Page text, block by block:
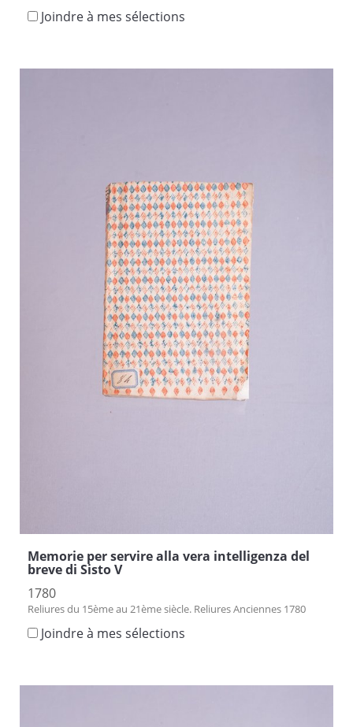
Joindre à mes sélections
Memorie per servire alla vera intelligenza del
breve di Sisto V
1780
Reliures du 15ème au 21ème siècle. Reliures Anciennes 1780
Joindre à mes sélections